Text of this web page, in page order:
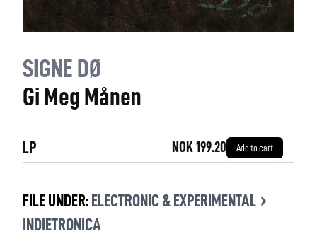
SIGNE DØ
Gi Meg Månen
LP NOK 199.20 Add to cart
FILE UNDER: ELECTRONIC & EXPERIMENTAL ›
INDIETRONICA